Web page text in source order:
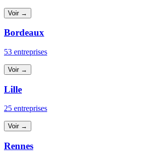
Voir →
Bordeaux
53 entreprises
Voir →
Lille
25 entreprises
Voir →
Rennes